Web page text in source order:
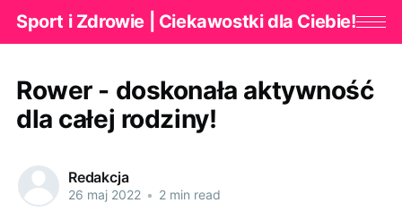
Sport i Zdrowie | Ciekawostki dla Ciebie!
Rower - doskonała aktywność
dla całej rodziny!
Redakcja
26 maj 2022 • 2 min read